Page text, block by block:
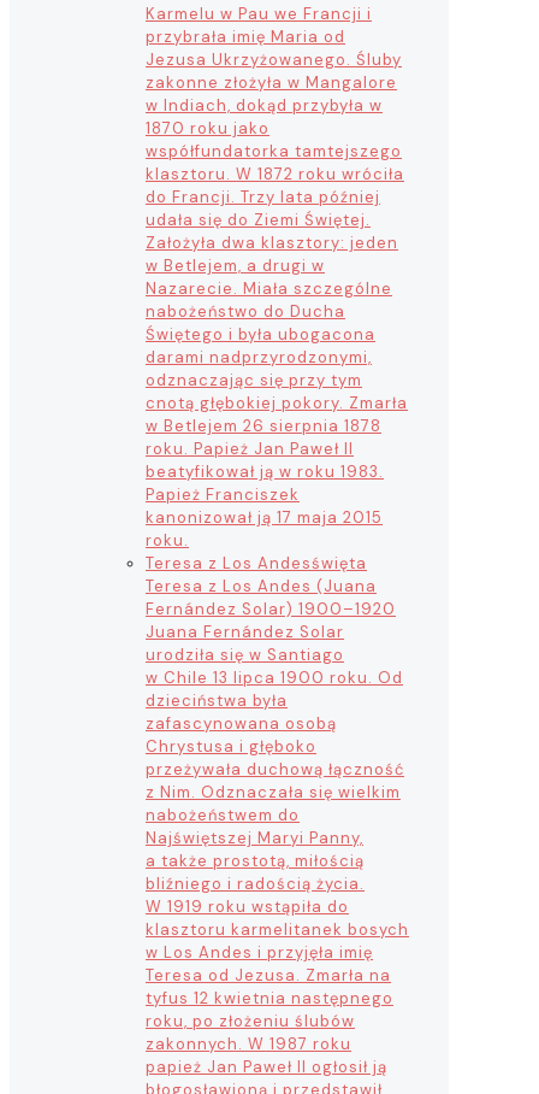
Karmelu w Pau we Francji i
przybrała imię Maria od
Jezusa Ukrzyżowanego. Śluby
zakonne złożyła w Mangalore
w Indiach, dokąd przybyła w
1870 roku jako
współfundatorka tamtejszego
klasztoru. W 1872 roku wróciła
do Francji. Trzy lata później
udała się do Ziemi Świętej.
Założyła dwa klasztory: jeden
w Betlejem, a drugi w
Nazarecie. Miała szczególne
nabożeństwo do Ducha
Świętego i była ubogacona
darami nadprzyrodzonymi,
odznaczając się przy tym
cnotą głębokiej pokory. Zmarła
w Betlejem 26 sierpnia 1878
roku. Papież Jan Paweł II
beatyfikował ją w roku 1983.
Papież Franciszek
kanonizował ją 17 maja 2015
roku.
Teresa z Los Andesświęta
Teresa z Los Andes (Juana
Fernández Solar) 1900–1920
Juana Fernández Solar
urodziła się w Santiago
w Chile 13 lipca 1900 roku. Od
dzieciństwa była
zafascynowana osobą
Chrystusa i głęboko
przeżywała duchową łączność
z Nim. Odznaczała się wielkim
nabożeństwem do
Najświętszej Maryi Panny,
a także prostotą, miłością
bliźniego i radością życia.
W 1919 roku wstąpiła do
klasztoru karmelitanek bosych
w Los Andes i przyjęła imię
Teresa od Jezusa. Zmarła na
tyfus 12 kwietnia następnego
roku, po złożeniu ślubów
zakonnych. W 1987 roku
papież Jan Paweł II ogłosił ją
błogosławioną i przedstawił